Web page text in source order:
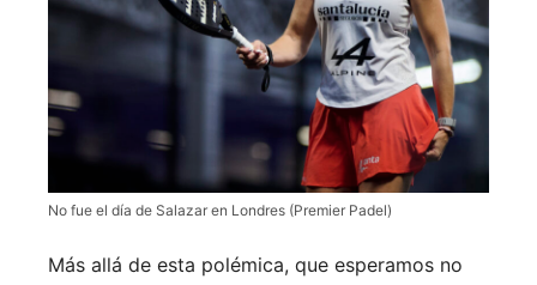
No fue el día de Salazar en Londres (Premier Padel)
Más allá de esta polémica, que esperamos no